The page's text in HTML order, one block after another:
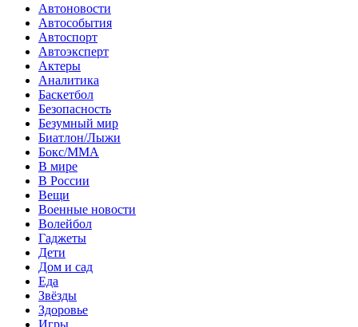
Автоновости
Автособытия
Автоспорт
Автоэксперт
Актеры
Аналитика
Баскетбол
Безопасность
Безумный мир
Биатлон/Лыжи
Бокс/MMA
В мире
В России
Вещи
Военные новости
Волейбол
Гаджеты
Дети
Дом и сад
Еда
Звёзды
Здоровье
Игры